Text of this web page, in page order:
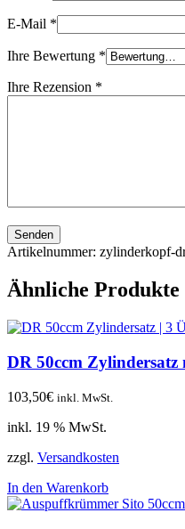
E-Mail *
Ihre Bewertung *
Ihre Rezension *
Senden
Artikelnummer: zylinderkopf-
Ähnliche Produkte
DR 50ccm
103,50€ inkl. MwSt.
inkl. 19 % MwSt.
zzgl. Versandkosten
In den Warenkorb